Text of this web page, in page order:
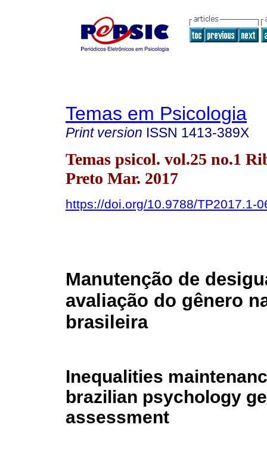
Temas em Psicologia
Print version ISSN 1413-389X
Temas psicol. vol.25 no.1
Preto Mar. 2017
https://doi.org/10.9788/TP2017.1-
Manutenção de
avaliação do gênero
brasileira
Inequalities
brazilian psychology
assessment